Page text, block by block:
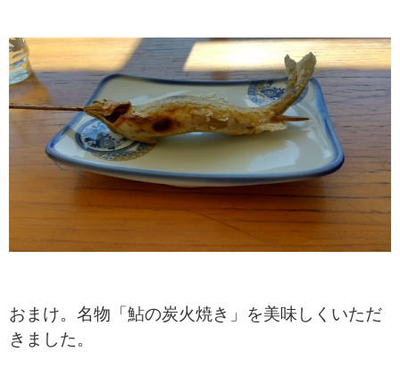
おまけ。名物「鮎の炭火焼き」を美味しくいただ
きました。